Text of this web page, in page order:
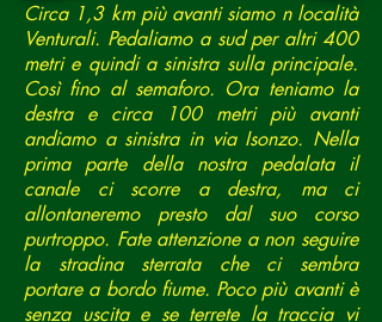
Circa 1,3 km più avanti siamo n località
Venturali. Pedaliamo a sud per altri 400
metri e quindi a sinistra sulla principale.
Così fino al semaforo. Ora teniamo la
destra e circa 100 metri più avanti
andiamo a sinistra in via Isonzo. Nella
prima parte della nostra pedalata il
canale ci scorre a destra, ma ci
allontaneremo presto dal suo corso
purtroppo. Fate attenzione a non seguire
la stradina sterrata che ci sembra
portare a bordo fiume. Poco più avanti è
senza uscita e se terrete la traccia vi